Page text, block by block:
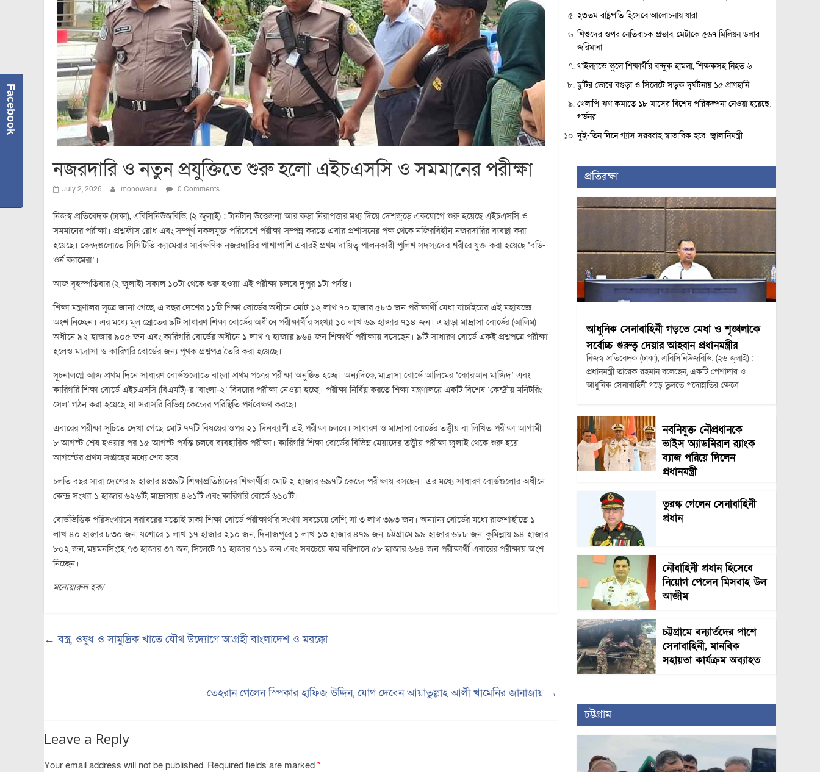
নজরদারি ও নতুন প্রযুক্তিতে শুরু হলো এইচএসসি ও সমমানের পরীক্ষা
July 2, 2026 monowarul 0 Comments
নিজস্ব প্রতিবেদক (ঢাকা), এবিসিনিউজবিডি, (২ জুলাই) : টানটান উত্তেজনা আর কড়া নিরাপত্তার মধ্য দিয়ে দেশজুড়ে একযোগে শুরু হয়েছে এইচএসসি ও
সমমানের পরীক্ষা। প্রশ্নফাঁস রোধ এবং সম্পূর্ণ নকলমুক্ত পরিবেশে পরীক্ষা সম্পন্ন করতে এবার প্রশাসনের পক্ষ থেকে নজিরবিহীন নজরদারির ব্যবস্থা করা
হয়েছে। কেন্দ্রগুলোতে সিসিটিভি ক্যামেরার সার্বক্ষণিক নজরদারির পাশাপাশি এবারই প্রথম দায়িত্ব পালনকারী পুলিশ সদস্যদের শরীরে যুক্ত করা হয়েছে ‘বডি-
ওর্ন ক্যামেরা’।
আজ বৃহস্পতিবার (২ জুলাই) সকাল ১০টা থেকে শুরু হওয়া এই পরীক্ষা চলবে দুপুর ১টা পর্যন্ত।
শিক্ষা মন্ত্রণালয় সূত্রে জানা গেছে, এ বছর দেশের ১১টি শিক্ষা বোর্ডের অধীনে মোট ১২ লাখ ৭০ হাজার ৫৮৩ জন পরীক্ষার্থী মেধা যাচাইয়ের এই মহাযজ্ঞে
অংশ নিচ্ছেন। এর মধ্যে মূল স্রোতের ৯টি সাধারণ শিক্ষা বোর্ডের অধীনে পরীক্ষার্থীর সংখ্যা ১০ লাখ ৬৯ হাজার ৭১৪ জন। এছাড়া মাদ্রাসা বোর্ডের (আলিম)
অধীনে ৯২ হাজার ৯০৫ জন এবং কারিগরি বোর্ডের অধীনে ১ লাখ ৭ হাজার ৯৬৪ জন শিক্ষার্থী পরীক্ষায় বসেছেন। ৯টি সাধারণ বোর্ডে একই প্রশ্নপত্রে পরীক্ষা
হলেও মাদ্রাসা ও কারিগরি বোর্ডের জন্য পৃথক প্রশ্নপত্র তৈরি করা হয়েছে।
সূচনালগ্নে আজ প্রথম দিনে সাধারণ বোর্ডগুলোতে বাংলা প্রথম পত্রের পরীক্ষা অনুষ্ঠিত হচ্ছে। অন্যদিকে, মাদ্রাসা বোর্ডে আলিমের ‘কোরআন মাজিদ’ এবং
কারিগরি শিক্ষা বোর্ডে এইচএসসি (বিএমটি)-র ‘বাংলা-২’ বিষয়ের পরীক্ষা নেওয়া হচ্ছে। পরীক্ষা নির্বিঘ্ন করতে শিক্ষা মন্ত্রণালয়ে একটি বিশেষ ‘কেন্দ্রীয় মনিটরিং
সেল’ গঠন করা হয়েছে, যা সরাসরি বিভিন্ন কেন্দ্রের পরিস্থিতি পর্যবেক্ষণ করছে।
এবারের পরীক্ষা সূচিতে দেখা গেছে, মোট ৭৭টি বিষয়ের ওপর ২১ দিনব্যাপী এই পরীক্ষা চলবে। সাধারণ ও মাদ্রাসা বোর্ডের তত্ত্বীয় বা লিখিত পরীক্ষা আগামী
৮ আগস্ট শেষ হওয়ার পর ১৫ আগস্ট পর্যন্ত চলবে ব্যবহারিক পরীক্ষা। কারিগরি শিক্ষা বোর্ডের বিভিন্ন মেয়াদের তত্ত্বীয় পরীক্ষা জুলাই থেকে শুরু হয়ে
আগস্টের প্রথম সপ্তাহের মধ্যে শেষ হবে।
চলতি বছর সারা দেশের ৯ হাজার ৪৩৯টি শিক্ষাপ্রতিষ্ঠানের শিক্ষার্থীরা মোট ২ হাজার ৬৯৭টি কেন্দ্রে পরীক্ষায় বসছেন। এর মধ্যে সাধারণ বোর্ডগুলোর অধীনে
কেন্দ্র সংখ্যা ১ হাজার ৬২৬টি, মাদ্রাসায় ৪৬১টি এবং কারিগরি বোর্ডে ৬১০টি।
বোর্ডভিত্তিক পরিসংখ্যানে বরাবরের মতোই ঢাকা শিক্ষা বোর্ডে পরীক্ষার্থীর সংখ্যা সবচেয়ে বেশি, যা ৩ লাখ ৩৯৩ জন। অন্যান্য বোর্ডের মধ্যে রাজশাহীতে ১
লাখ ৪০ হাজার ৮৩০ জন, যশোরে ১ লাখ ১৭ হাজার ২১০ জন, দিনাজপুরে ১ লাখ ১৩ হাজার ৪৭৯ জন, চট্টগ্রামে ৯৯ হাজার ৬৮৮ জন, কুমিল্লায় ৯৪ হাজার
৮০২ জন, ময়মনসিংহে ৭৩ হাজার ৩৭ জন, সিলেটে ৭১ হাজার ৭১১ জন এবং সবচেয়ে কম বরিশালে ৫৮ হাজার ৬৬৪ জন পরীক্ষার্থী এবারের পরীক্ষায় অংশ
নিচ্ছেন।
মনোয়ারুল হক/
← বস্ত্র, ওষুধ ও সামুদ্রিক খাতে যৌথ উদ্যোগে আগ্রহী বাংলাদেশ ও মরক্কো
তেহরান গেলেন স্পিকার হাফিজ উদ্দিন, যোগ দেবেন আয়াতুল্লাহ আলী খামেনির জানাজায় →
Leave a Reply
Your email address will not be published. Required fields are marked *
২৩তম রাষ্ট্রপতি হিসেবে আলোচনায় যারা
শিশুদের ওপর নেতিবাচক প্রভাব, মেটাকে ৫৬৭ মিলিয়ন ডলার
জরিমানা
থাইল্যান্ডে স্কুলে শিক্ষার্থীর বন্দুক হামলা, শিক্ষকসহ নিহত ৬
ছুটির ভোরে বগুড়া ও সিলেটে সড়ক দুর্ঘটনায় ১৫ প্রাণহানি
খেলাপি ঋণ কমাতে ১৮ মাসের বিশেষ পরিকল্পনা নেওয়া হয়েছে:
গর্ভনর
দুই-তিন দিনে গ্যাস সরবরাহ স্বাভাবিক হবে: জ্বালানিমন্ত্রী
প্রতিরক্ষা
আধুনিক সেনাবাহিনী গড়তে মেধা ও শৃঙ্খলাকে
সর্বোচ্চ গুরুত্ব দেয়ার আহ্বান প্রধানমন্ত্রীর
নিজস্ব প্রতিবেদক (ঢাকা), এবিসিনিউজবিডি, (২৬ জুলাই) :
প্রধানমন্ত্রী তারেক রহমান বলেছেন, একটি পেশাদার ও
আধুনিক সেনাবাহিনী গড়ে তুলতে পদোন্নতির ক্ষেত্রে
নবনিযুক্ত নৌপ্রধানকে
ভাইস অ্যাডমিরাল র‍্যাংক
ব্যাজ পরিয়ে দিলেন
প্রধানমন্ত্রী
তুরস্ক গেলেন সেনাবাহিনী
প্রধান
নৌবাহিনী প্রধান হিসেবে
নিয়োগ পেলেন মিসবাহ উল
আজীম
চট্টগ্রামে বন্যার্তদের পাশে
সেনাবাহিনী, মানবিক
সহায়তা কার্যক্রম অব্যাহত
চট্টগ্রাম
Facebook